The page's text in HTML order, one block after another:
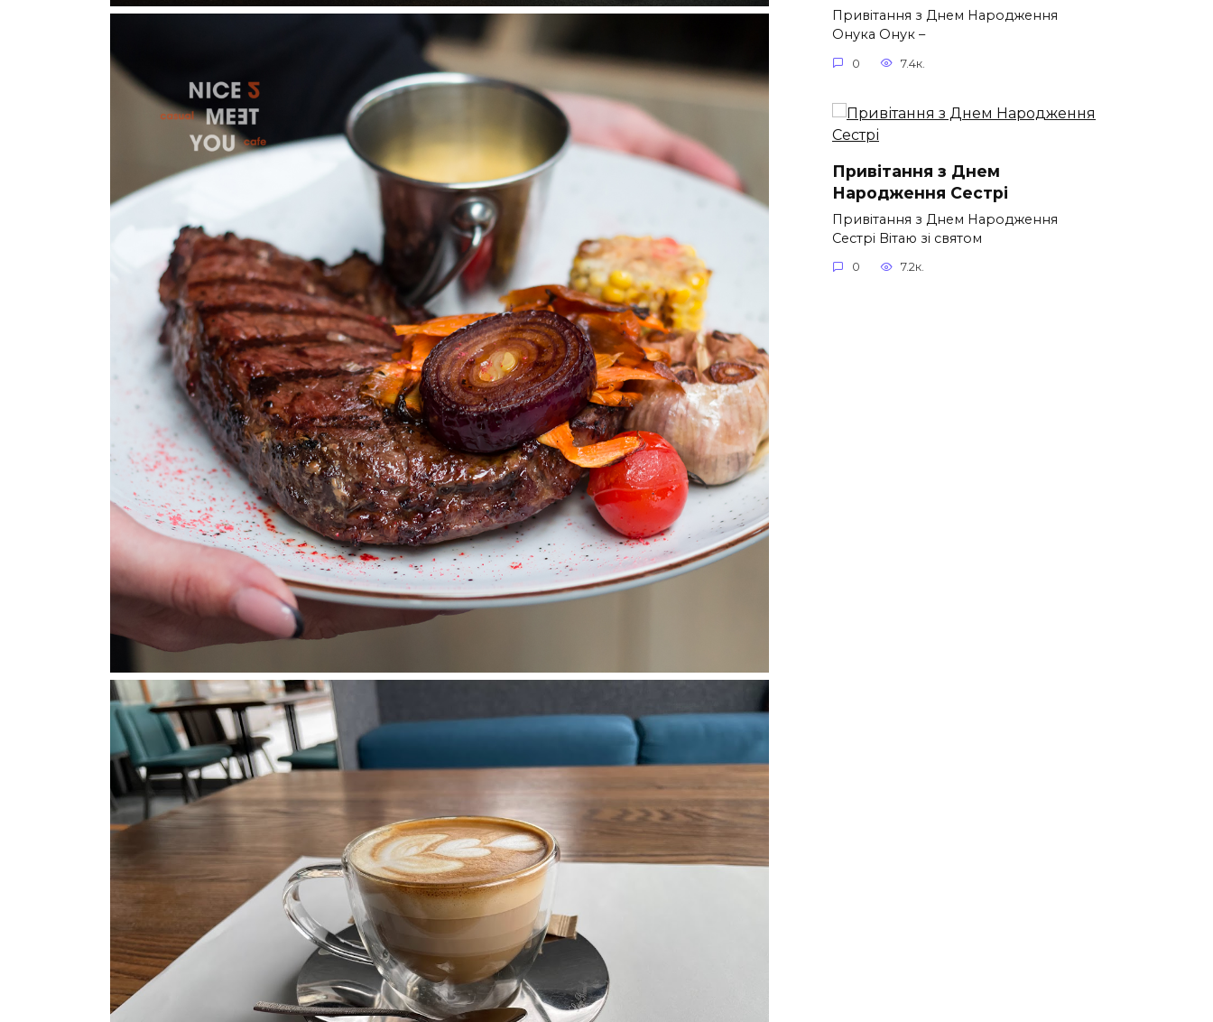
Привітання з Днем Народження
Онука Онук –
0 7.4к.
Привітання з Днем
Народження Сестрі
Привітання з Днем Народження
Сестрі Вітаю зі святом
0 7.2к.